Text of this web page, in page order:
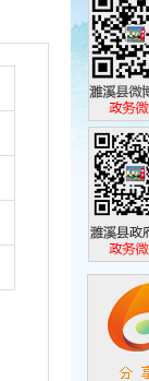
濉溪县政
政务微博
濉溪县政
政务微信